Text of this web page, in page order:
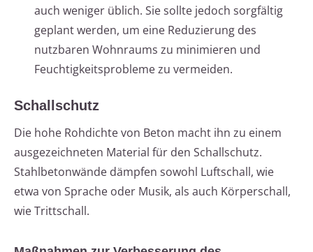
auch weniger üblich. Sie sollte jedoch sorgfältig
geplant werden, um eine Reduzierung des
nutzbaren Wohnraums zu minimieren und
Feuchtigkeitsprobleme zu vermeiden.
Schallschutz
Die hohe Rohdichte von Beton macht ihn zu einem
ausgezeichneten Material für den Schallschutz.
Stahlbetonwände dämpfen sowohl Luftschall, wie
etwa von Sprache oder Musik, als auch Körperschall,
wie Trittschall.